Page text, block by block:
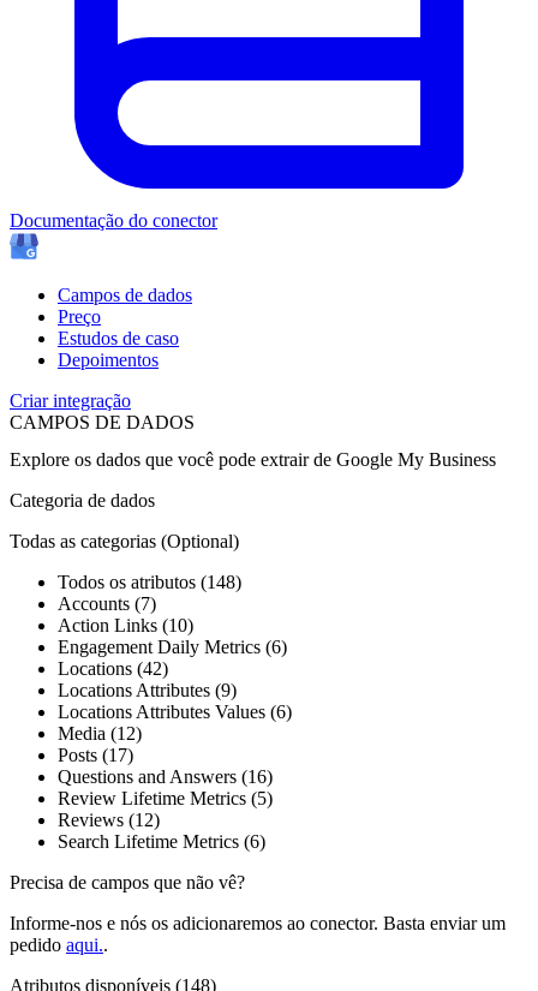
Documentação do conector
Campos de dados
Preço
Estudos de caso
Depoimentos
Criar integração
CAMPOS DE DADOS
Explore os dados que você pode extrair de Google My Business
Categoria de dados
Todas as categorias (Optional)
Todos os atributos (148)
Accounts (7)
Action Links (10)
Engagement Daily Metrics (6)
Locations (42)
Locations Attributes (9)
Locations Attributes Values (6)
Media (12)
Posts (17)
Questions and Answers (16)
Review Lifetime Metrics (5)
Reviews (12)
Search Lifetime Metrics (6)
Precisa de campos que não vê?
Informe-nos e nós os adicionaremos ao conector. Basta enviar um
pedido aqui..
Atributos disponíveis (148)